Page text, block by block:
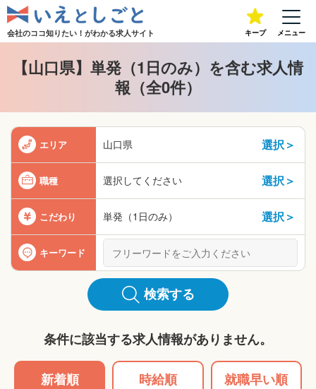
会社のココ知りたい！がわかる求人サイト キープ メニュー
【山口県】単発（1日のみ）を含む求人情
報（全0件）
エリア 山口県 選択＞
職種 選択してください 選択＞
こだわり 単発（1日のみ） 選択＞
キーワード
検索する
条件に該当する求人情報がありません。
新着順 時給順 就職早い順